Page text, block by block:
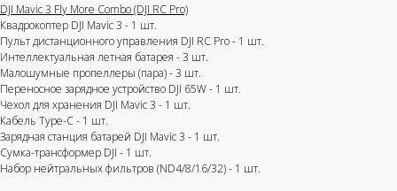
DJI Mavic 3 Fly More Combo (DJI RC Pro)
Квадрокоптер DJI Mavic 3 - 1 шт.
Пульт дистанционного управления DJI RC Pro - 1 шт.
Интеллектуальная летная батарея - 3 шт.
Малошумные пропеллеры (пара) - 3 шт.
​​Переносное зарядное устройство DJI 65W - 1 шт.
Чехол для хранения DJI Mavic 3 - 1 шт.
Кабель Type-C - 1 шт.
Зарядная станция батарей DJI Mavic 3 - 1 шт.
Сумка-трансформер DJI - 1 шт.
Набор нейтральных фильтров (ND4/8/16/32) - 1 шт.